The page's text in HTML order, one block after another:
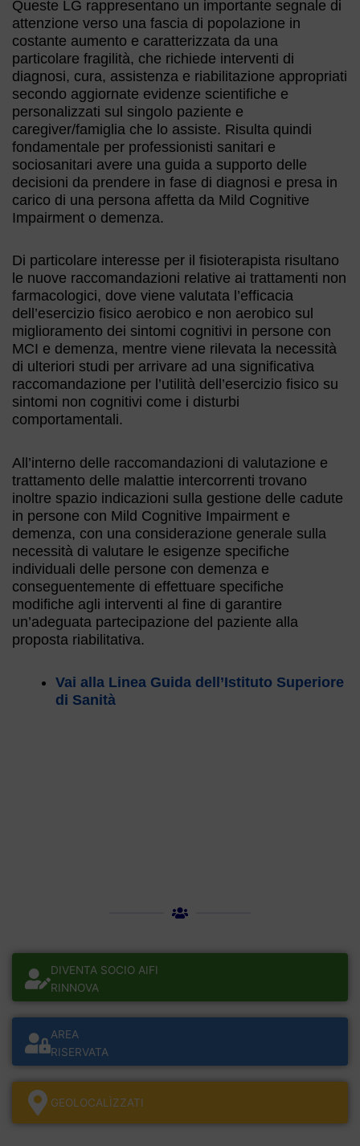
Queste LG rappresentano un importante segnale di
attenzione verso una fascia di popolazione in
costante aumento e caratterizzata da una
particolare fragilità, che richiede interventi di
diagnosi, cura, assistenza e riabilitazione appropriati
secondo aggiornate evidenze scientifiche e
personalizzati sul singolo paziente e
caregiver/famiglia che lo assiste. Risulta quindi
fondamentale per professionisti sanitari e
sociosanitari avere una guida a supporto delle
decisioni da prendere in fase di diagnosi e presa in
carico di una persona affetta da Mild Cognitive
Impairment o demenza.
Di particolare interesse per il fisioterapista risultano
le nuove raccomandazioni relative ai trattamenti non
farmacologici, dove viene valutata l’efficacia
dell’esercizio fisico aerobico e non aerobico sul
miglioramento dei sintomi cognitivi in persone con
MCI e demenza, mentre viene rilevata la necessità
di ulteriori studi per arrivare ad una significativa
raccomandazione per l’utilità dell’esercizio fisico su
sintomi non cognitivi come i disturbi
comportamentali.
All’interno delle raccomandazioni di valutazione e
trattamento delle malattie intercorrenti trovano
inoltre spazio indicazioni sulla gestione delle cadute
in persone con Mild Cognitive Impairment e
demenza, con una considerazione generale sulla
necessità di valutare le esigenze specifiche
individuali delle persone con demenza e
conseguentemente di effettuare specifiche
modifiche agli interventi al fine di garantire
un’adeguata partecipazione del paziente alla
proposta riabilitativa.
Vai alla Linea Guida dell’Istituto Superiore
di Sanità
DIVENTA SOCIO AIFI
RINNOVA
AREA
RISERVATA
GEOLOCALÌZZATI